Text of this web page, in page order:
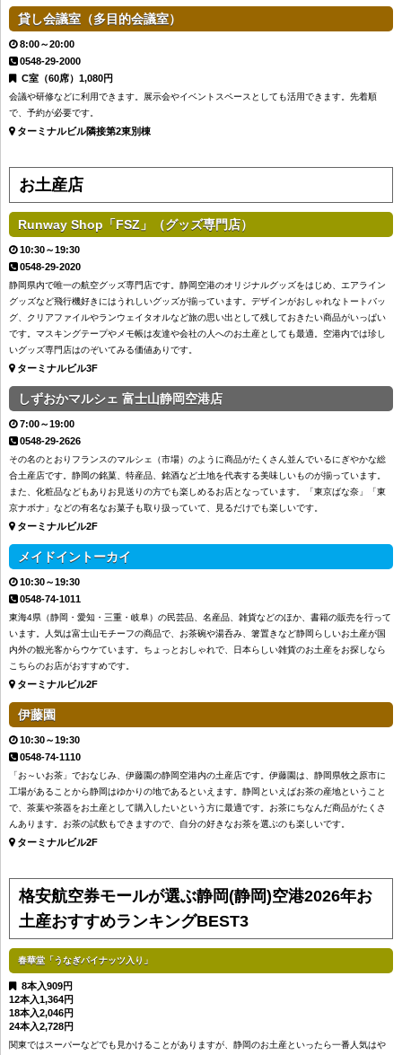
貸し会議室（多目的会議室）
8:00～20:00
0548-29-2000
C室（60席）1,080円
会議や研修などに利用できます。展示会やイベントスペースとしても活用できます。先着順
で、予約が必要です。
ターミナルビル隣接第2東別棟
お土産店
Runway Shop「FSZ」（グッズ専門店）
10:30～19:30
0548-29-2020
静岡県内で唯一の航空グッズ専門店です。静岡空港のオリジナルグッズをはじめ、エアライン
グッズなど飛行機好きにはうれしいグッズが揃っています。デザインがおしゃれなトートバッ
グ、クリアファイルやランウェイタオルなど旅の思い出として残しておきたい商品がいっぱい
です。マスキングテープやメモ帳は友達や会社の人へのお土産としても最適。空港内では珍し
いグッズ専門店はのぞいてみる価値ありです。
ターミナルビル3F
しずおかマルシェ 富士山静岡空港店
7:00～19:00
0548-29-2626
その名のとおりフランスのマルシェ（市場）のように商品がたくさん並んでいるにぎやかな総
合土産店です。静岡の銘菓、特産品、銘酒など土地を代表する美味しいものが揃っています。
また、化粧品などもありお見送りの方でも楽しめるお店となっています。「東京ばな奈」「東
京ナボナ」などの有名なお菓子も取り扱っていて、見るだけでも楽しいです。
ターミナルビル2F
メイドイントーカイ
10:30～19:30
0548-74-1011
東海4県（静岡・愛知・三重・岐阜）の民芸品、名産品、雑貨などのほか、書籍の販売を行って
います。人気は富士山モチーフの商品で、お茶碗や湯呑み、箸置きなど静岡らしいお土産が国
内外の観光客からウケています。ちょっとおしゃれで、日本らしい雑貨のお土産をお探しなら
こちらのお店がおすすめです。
ターミナルビル2F
伊藤園
10:30～19:30
0548-74-1110
「お～いお茶」でおなじみ、伊藤園の静岡空港内の土産店です。伊藤園は、静岡県牧之原市に
工場があることから静岡はゆかりの地であるといえます。静岡といえばお茶の産地ということ
で、茶葉や茶器をお土産として購入したいという方に最適です。お茶にちなんだ商品がたくさ
んあります。お茶の試飲もできますので、自分の好きなお茶を選ぶのも楽しいです。
ターミナルビル2F
格安航空券モールが選ぶ静岡(静岡)空港2026年お
土産おすすめランキングBEST3
春華堂「うなぎパイナッツ入り」
8本入909円
12本入1,364円
18本入2,046円
24本入2,728円
関東ではスーパーなどでも見かけることがありますが、静岡のお土産といったら一番人気はや